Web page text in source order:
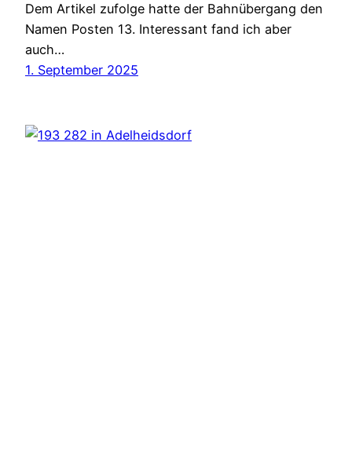
Dem Artikel zufolge hatte der Bahnübergang den
Namen Posten 13. Interessant fand ich aber
auch…
1. September 2025